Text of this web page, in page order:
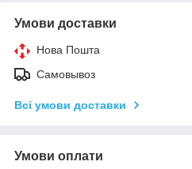
Умови доставки
Нова Пошта
Самовывоз
Всі умови доставки
Умови оплати